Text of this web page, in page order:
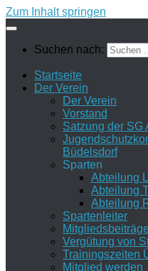
Zum Inhalt springen
Suchen nach:
Startseite
Der Verein
Der Verein
Vorstand
Satzung der SG
Büdelsdorf
Sparten
Abteilung
Abteilung
Abteilung
Spartenleiter
Mitgliedsbeiträge
Vergütung von
Trainingszeiten
Mitglied werden